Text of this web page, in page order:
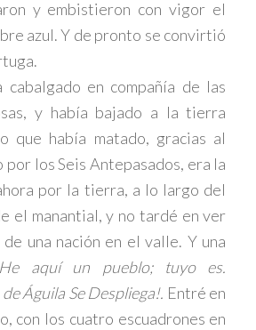
y embistieron con vigor el
azul. Y de pronto se convirtió
cabalgado en compañía de las
y había bajado a la tierra
que había matado, gracias al
los Seis Antepasados, era la
por la tierra, a lo largo del
el manantial, y no tardé en ver
una nación en el valle. Y una
He aquí un pueblo; tuyo es.
Águila Se Despliega!. Entré en
con los cuatro escuadrones en